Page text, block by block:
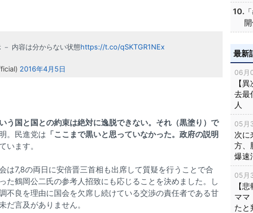
内容は分からない状態https://t.co/qSKTGR1NEx
2016年4月5日
う国と国との約束は絶対に逸脱できない。それ（黒塗り）で
。民進党は 「ここまで黒いと思っていなかった。政府の説明
います。
は7,8の両日に安倍晋三首相も出席して質疑を行うことで合
た鶴岡公二氏の参考人招致にも応じることを決めました。し
不良を理由に国会を欠席し続けている交渉の責任者である甘
だ言及がありません。
最新
06月
【
去最
人
05月
次に
方、
爆速
05月
【
ママ
たと